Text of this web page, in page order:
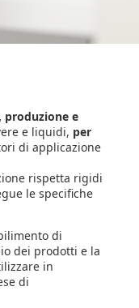
produzione e
e liquidi, per
di applicazione
rispetta rigidi
le specifiche
di
dei prodotti e la
in
di